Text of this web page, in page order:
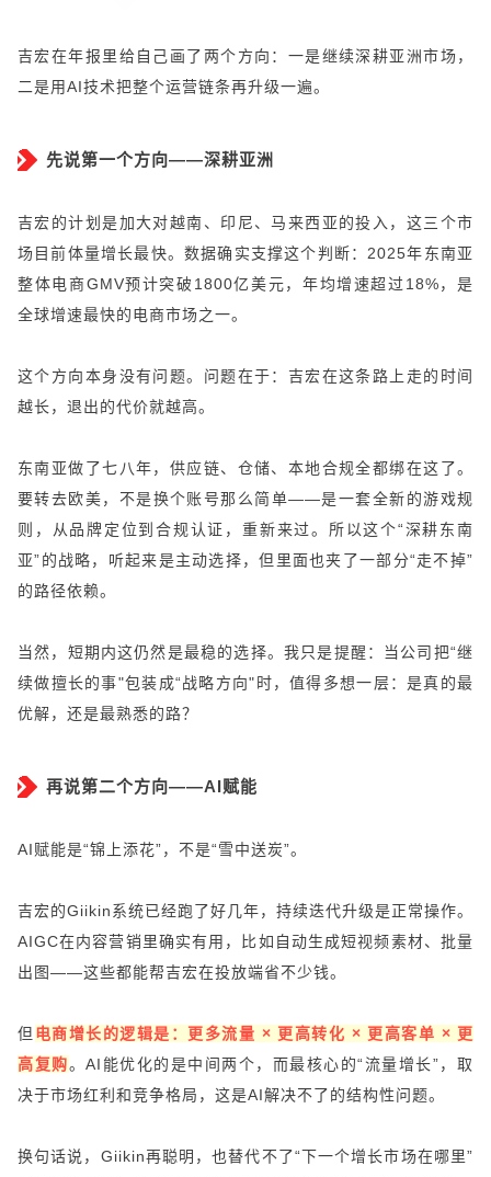
吉宏在年报里给自己画了两个方向：一是继续深耕亚洲市场，
二是用AI技术把整个运营链条再升级一遍。
先说第一个方向——深耕亚洲
吉宏的计划是加大对越南、印尼、马来西亚的投入，这三个市
场目前体量增长最快。数据确实支撑这个判断：2025年东南亚
整体电商GMV预计突破1800亿美元，年均增速超过18%，是
全球增速最快的电商市场之一。
这个方向本身没有问题。问题在于：吉宏在这条路上走的时间
越长，退出的代价就越高。
东南亚做了七八年，供应链、仓储、本地合规全都绑在这了。
要转去欧美，不是换个账号那么简单——是一套全新的游戏规
则，从品牌定位到合规认证，重新来过。所以这个“深耕东南
亚”的战略，听起来是主动选择，但里面也夹了一部分“走不掉”
的路径依赖。
当然，短期内这仍然是最稳的选择。我只是提醒：当公司把“继
续做擅长的事"包装成“战略方向"时，值得多想一层：是真的最
优解，还是最熟悉的路？
再说第二个方向——AI赋能
AI赋能是“锦上添花”，不是“雪中送炭”。
吉宏的Giikin系统已经跑了好几年，持续迭代升级是正常操作。
AIGC在内容营销里确实有用，比如自动生成短视频素材、批量
出图——这些都能帮吉宏在投放端省不少钱。
但 电商增长的逻辑是：更多流量 × 更高转化 × 更高客单 × 更
高复购。AI能优化的是中间两个，而最核心的“流量增长”，取
决于市场红利和竞争格局，这是AI解决不了的结构性问题。
换句话说，Giikin再聪明，也替代不了“下一个增长市场在哪里”